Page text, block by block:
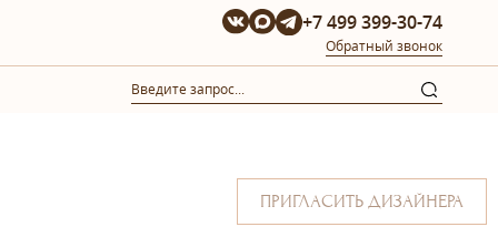
+7 499 399-30-74
Обратный звонок
ПРИГЛАСИТЬ ДИЗАЙНЕРА